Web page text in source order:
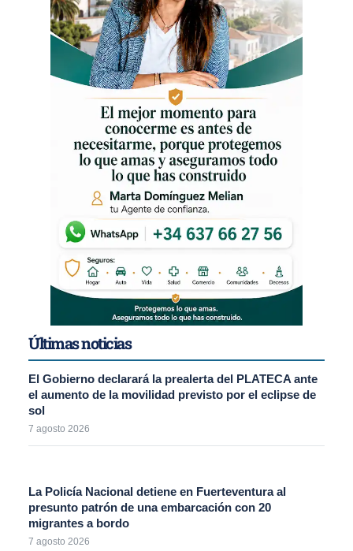
Últimas noticias
El Gobierno declarará la prealerta del PLATECA ante
el aumento de la movilidad previsto por el eclipse de
sol
7 agosto 2026
La Policía Nacional detiene en Fuerteventura al
presunto patrón de una embarcación con 20
migrantes a bordo
7 agosto 2026